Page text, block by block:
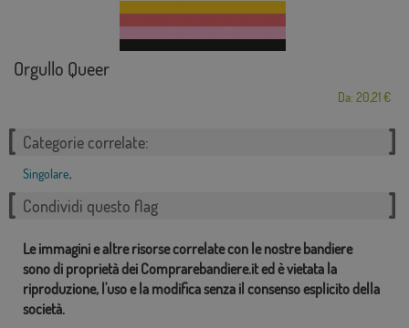
Orgullo Queer
Da: 20,21 €
Categorie correlate:
Singolare,
Condividi questo flag
Le immagini e altre risorse correlate con le nostre bandiere
sono di proprietà dei Comprarebandiere.it ed è vietata la
riproduzione, l'uso e la modifica senza il consenso esplicito della
società.